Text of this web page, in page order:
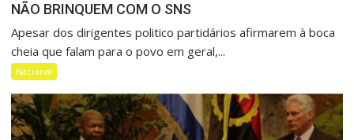
NÃO BRINQUEM COM O SNS
Apesar dos dirigentes politico partidários afirmarem à boca
cheia que falam para o povo em geral,...
Nacional